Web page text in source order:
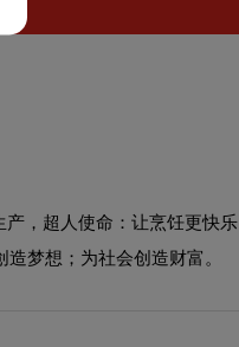
，超人使命：让烹饪更快
梦想；为社会创造财富。